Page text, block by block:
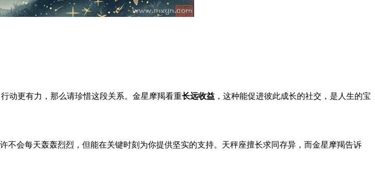
动更有力，那么请珍惜这段关系。金星摩羯看重长远收益 ，这种能促进彼此成长的社交，是人生的宝
会每天轰轰烈烈，但能在关键时刻为你提供坚实的支持。天秤座擅长求同存异，而金星摩羯告诉